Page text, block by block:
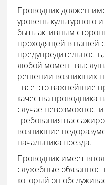
Проводник должен
уровень культурного
быть активным
проходящей в нашей
любой момент
решении возникших
- все это важнейшие
качества проводника
случае
требования
возникшие
начальника поезда.
Проводник имеет
служебные
который он